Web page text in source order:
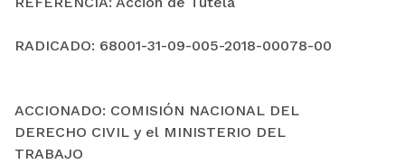
RADICADO: 68001-31-09-005-2018-00078-00
ACCIONADO: COMISIÓN NACIONAL DEL
DERECHO CIVIL y el MINISTERIO DEL
TRABAJO